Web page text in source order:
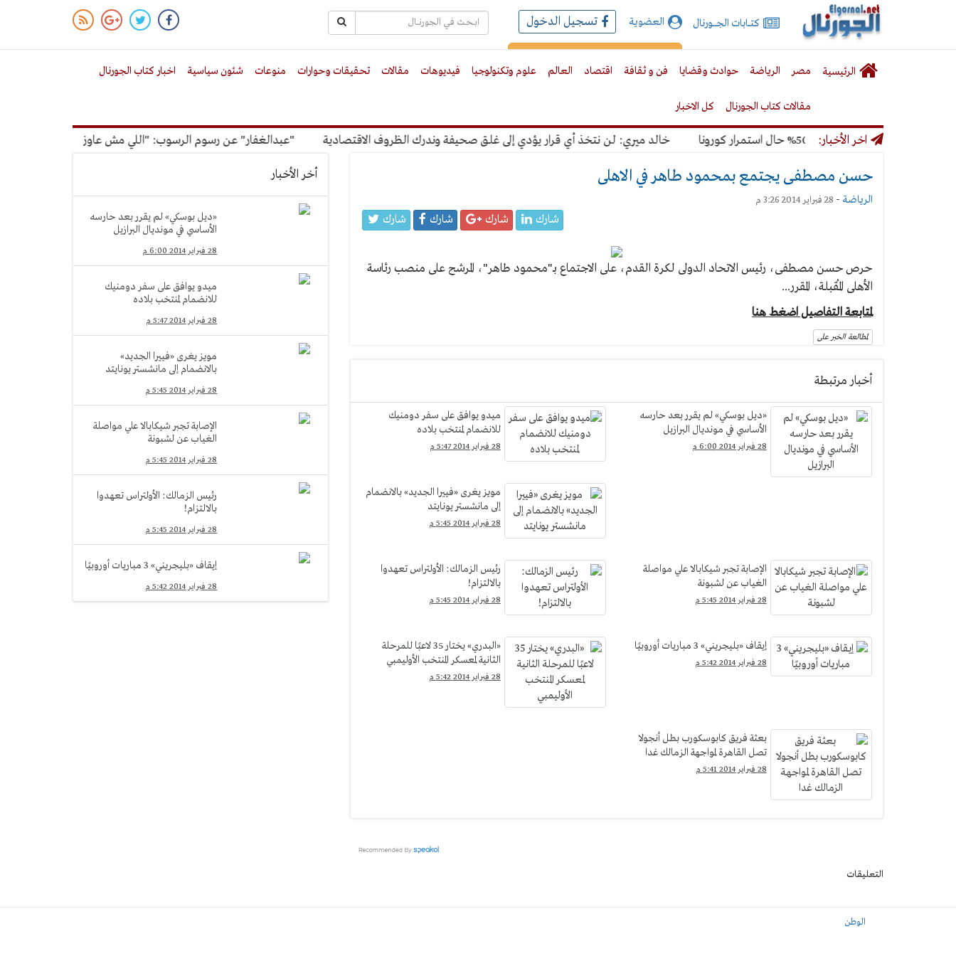
الجورنال
نت
كتـــابات الجـــــورنال العضوية تسجيل الدخول
الرئيسية مصر الرياضة حوادث وقضايا فن و ثقافة اقتصاد العالم علوم وتكنولوجيا فيديوهات مقالات تحقيقات وحوارات منوعات شئون سياسية اخبار كتاب الجورنال
مقالات كتاب الجورنال كل الاخبار
اخر الأخبار:
بنسبة 50% حال استمرار كورونا خالد ميري: لن نتخذ أي قرار يؤدي إلى غلق صحيفة وندرك الظروف الاقتصادية "عبدالغفار" عن رسوم الرسوب: "اللي مش عاوز يتعلم ملوش مجانية"
حسن مصطفى يجتمع بمحمود طاهر في الاهلى
الرياضة - 28 فبراير 2014 3:26 م
شارك شارك شارك شارك
حرص حسن مصطفى، رئيس الاتحاد الدولى لكرة القدم، على الاجتماع بـ"محمود طاهر"، المرشح على منصب رئاسة
الأهلى المُقبلة، المقرر...
لمتابعة التفاصيل اضغط هنا
لمطالعة الخبر على
أخبار مرتبطة
«ديل بوسكي» لم يقرر بعد حارسه
الأساسي في مونديال البرازيل
28 فبراير 2014 6:00 م
ميدو يوافق على سفر دومنيك
للانضمام لمنتخب بلاده
28 فبراير 2014 5:47 م
مويز يغرى «فييرا الجديد» بالانضمام
إلى مانشستر يونايتد
28 فبراير 2014 5:45 م
الإصابة تجبر شيكابالا علي مواصلة
الغياب عن لشبونة
28 فبراير 2014 5:45 م
رئيس الزمالك: الأولتراس تعهدوا
بالالتزام!
28 فبراير 2014 5:45 م
إيقاف «بليجريني» 3 مباريات أوروبيًا
28 فبراير 2014 5:42 م
«البدري» يختار 35 لاعبًا للمرحلة
الثانية لمعسكر المنتخب الأوليمبي
28 فبراير 2014 5:42 م
بعثة فريق كابوسكورب بطل أنجولا
تصل القاهرة لمواجهة الزمالك غدا
28 فبراير 2014 5:41 م
أخر الأخبار
«ديل بوسكي» لم يقرر بعد حارسه
الأساسي في مونديال البرازيل
28 فبراير 2014 6:00 م
ميدو يوافق على سفر دومنيك
للانضمام لمنتخب بلاده
28 فبراير 2014 5:47 م
مويز يغرى «فييرا الجديد»
بالانضمام إلى مانشستر يونايتد
28 فبراير 2014 5:45 م
الإصابة تجبر شيكابالا علي مواصلة
الغياب عن لشبونة
28 فبراير 2014 5:45 م
رئيس الزمالك: الأولتراس تعهدوا
بالالتزام!
28 فبراير 2014 5:45 م
إيقاف «بليجريني» 3 مباريات أوروبيًا
28 فبراير 2014 5:42 م
التعليقات
الوطن